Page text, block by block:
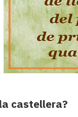
castellera?